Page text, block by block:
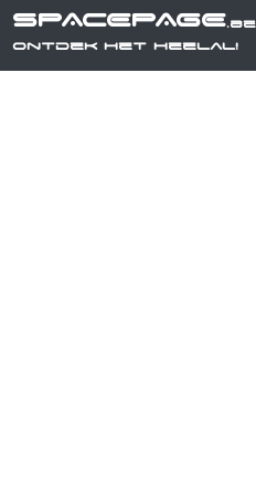
SPACEPAGE.be
Ontdek het heelal!